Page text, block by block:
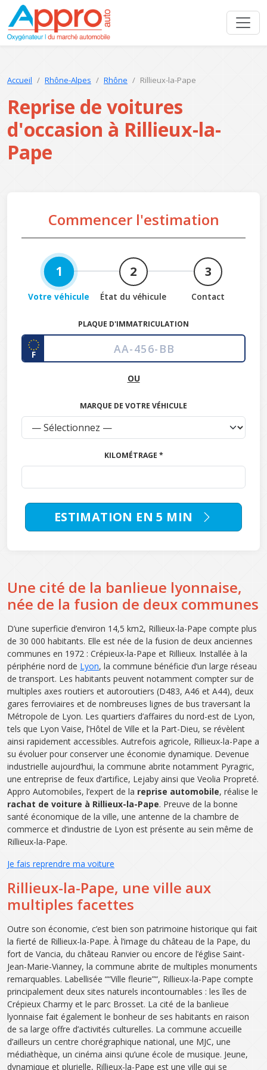
Accueil Rhône-Alpes Rhône Rillieux-la-Pape
Reprise de voitures
d'occasion à Rillieux-la-
Pape
Commencer l'estimation
1
Votre véhicule
2
État du véhicule
3
Contact
PLAQUE D'IMMATRICULATION
F
OU
MARQUE DE VOTRE VÉHICULE
KILOMÉTRAGE *
ESTIMATION EN 5 MIN
Une cité de la banlieue lyonnaise,
née de la fusion de deux communes
D’une superficie d’environ 14,5 km2, Rillieux-la-Pape compte plus
de 30 000 habitants. Elle est née de la fusion de deux anciennes
communes en 1972 : Crépieux-la-Pape et Rillieux. Installée à la
périphérie nord de Lyon, la commune bénéficie d’un large réseau
de transport. Les habitants peuvent notamment compter sur de
multiples axes routiers et autoroutiers (D483, A46 et A44), deux
gares ferroviaires et de nombreuses lignes de bus traversant la
Métropole de Lyon. Les quartiers d’affaires du nord-est de Lyon,
tels que Lyon Vaise, l’Hôtel de Ville et la Part-Dieu, se révèlent
ainsi rapidement accessibles. Autrefois agricole, Rillieux-la-Pape a
su évoluer pour conserver une économie dynamique. Devenue
industrielle aujourd’hui, la commune abrite notamment Pyragric,
une entreprise de feux d’artifice, Lejaby ainsi que Veolia Propreté.
Appro Automobiles, l’expert de la reprise automobile, réalise le
rachat de voiture à Rillieux-la-Pape. Preuve de la bonne
santé économique de la ville, une antenne de la chambre de
commerce et d’industrie de Lyon est présente au sein même de
Rillieux-la-Pape.
Je fais reprendre ma voiture
Rillieux-la-Pape, une ville aux
multiples facettes
Outre son économie, c’est bien son patrimoine historique qui fait
la fierté de Rillieux-la-Pape. À l’image du château de la Pape, du
fort de Vancia, du château Ranvier ou encore de l’église Saint-
Jean-Marie-Vianney, la commune abrite de multiples monuments
remarquables. Labellisée ““Ville fleurie”“, Rillieux-la-Pape compte
principalement deux sites naturels incontournables : les îles de
Crépieux Charmy et le parc Brosset. La cité de la banlieue
lyonnaise fait également le bonheur de ses habitants en raison
de sa large offre d’activités culturelles. La commune accueille
d’ailleurs un centre chorégraphique national, une MJC, une
médiathèque, un cinéma ainsi qu’une école de musique. Jeune,
dynamique et plurielle, Rillieux-la-Pape est une ville qui se